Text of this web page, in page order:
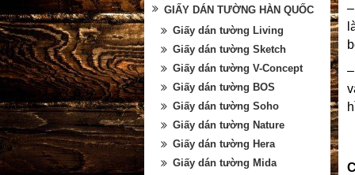
GIẤY DÁN TƯỜNG HÀN QUỐC
Giấy dán tường Living
Giấy dán tường Sketch
Giấy dán tường V-Concept
Giấy dán tường BOS
Giấy dán tường Soho
Giấy dán tường Nature
Giấy dán tường Hera
Giấy dán tường Mida